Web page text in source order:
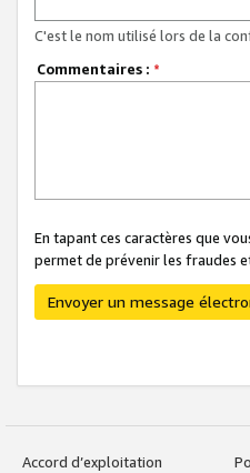
C'est le nom utilisé lors de la
Commentaires : *
En tapant ces caractères que
permet de prévenir les fraudes
Envoyer un message
Accord d’exploitation